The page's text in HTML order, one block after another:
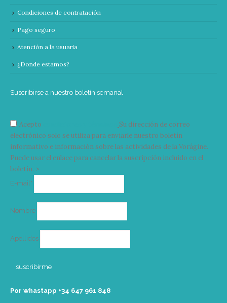
Condiciones de contratación
Pago seguro
Atención a la usuaria
¿Donde estamos?
Suscribirse a nuestro boletín semanal
Acepto
Su dirección de correo
electrónico solo se utiliza para enviarle nuestro boletín
informativo e información sobre las actividades de la Vorágine.
Puede usar el enlace para cancelar la suscripción incluido en el
boletín. >
E-mail*
Nombre
Apellidos
Por whastapp +34 ‭647 961 848‬